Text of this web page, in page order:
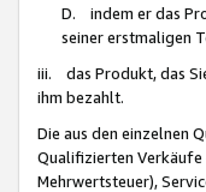
D. indem er das
seiner erstmaligen
iii. das Produkt, das
ihm bezahlt.
Die aus den einzelnen
Qualifizierten Verkäufe
Mehrwertsteuer),